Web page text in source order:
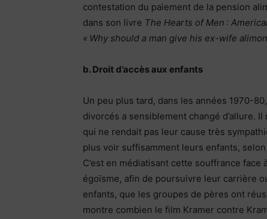
contestation du paiement de la pension
dans son livre The Hearts of Men :
« Why should a man give his ex-wife
b. Droit d’accès aux enfants
Un peu plus tard, dans les années 1970-
divorcés a sensiblement changé d’allure.
qui ne rendait pas leur cause très
plus voir suffisamment leurs enfants,
C’est en médiatisant cette souffrance
égoïsme, afin de poursuivre leur carrière
enfants, que les groupes de pères ont
montre combien le film Kramer contre